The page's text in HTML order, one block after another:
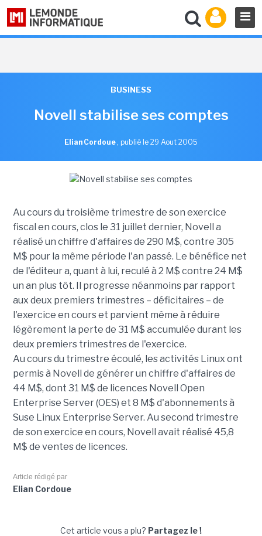
BUSINESS
Novell stabilise ses comptes
Elian Cordoue , publié le 29 Aout 2005
Au cours du troisième trimestre de son exercice
fiscal en cours, clos le 31 juillet dernier, Novell a
réalisé un chiffre d'affaires de 290 M$, contre 305
M$ pour la même période l'an passé. Le bénéfice net
de l'éditeur a, quant à lui, reculé à 2 M$ contre 24 M$
un an plus tôt. Il progresse néanmoins par rapport
aux deux premiers trimestres – déficitaires – de
l'exercice en cours et parvient même à réduire
légèrement la perte de 31 M$ accumulée durant les
deux premiers trimestres de l'exercice.
Au cours du trimestre écoulé, les activités Linux ont
permis à Novell de générer un chiffre d'affaires de
44 M$, dont 31 M$ de licences Novell Open
Enterprise Server (OES) et 8 M$ d'abonnements à
Suse Linux Enterprise Server. Au second trimestre
de son exercice en cours, Novell avait réalisé 45,8
M$ de ventes de licences.
Article rédigé par
Elian Cordoue
Cet article vous a plu? Partagez le !